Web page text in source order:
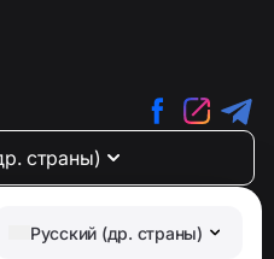
Русский (др. страны)
страны)
для защиты от
и нежелательных